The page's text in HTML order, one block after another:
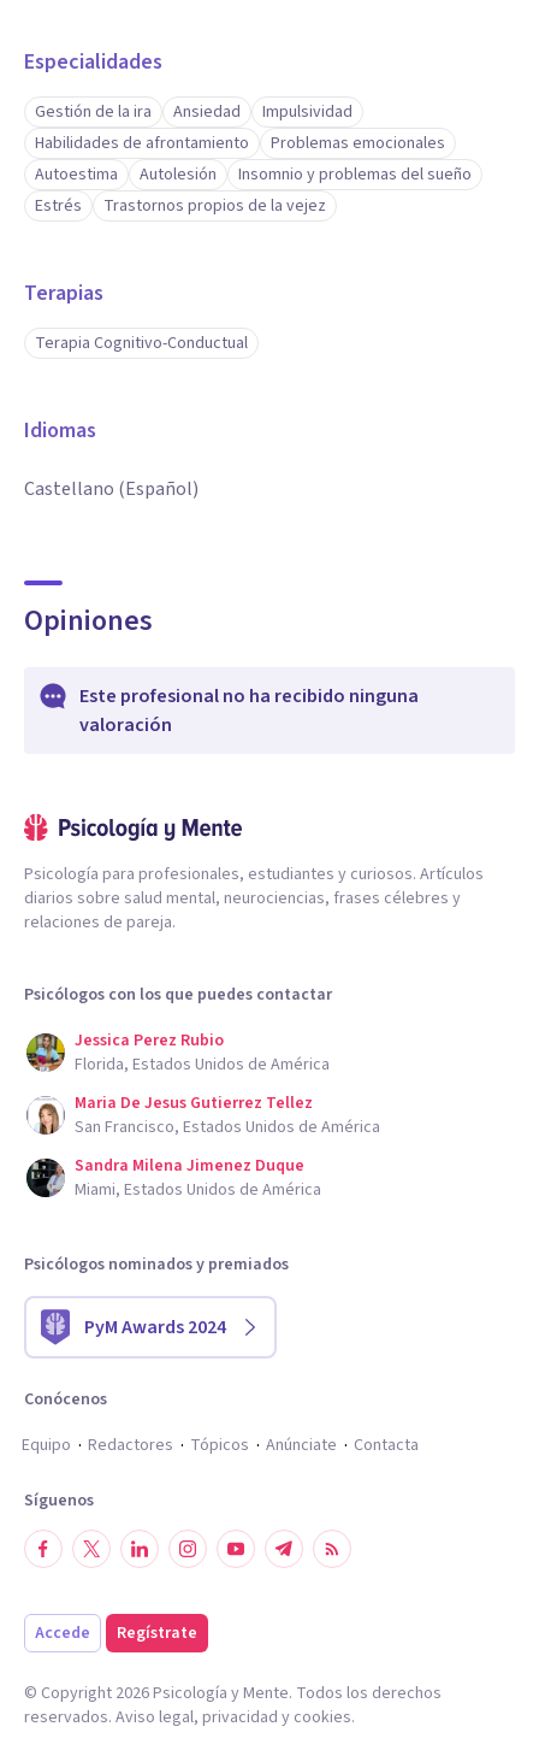
Especialidades
Gestión de la ira Ansiedad
Impulsividad
Habilidades de afrontamiento
Problemas emocionales
Autoestima
Autolesión
Insomnio y problemas del sueño
Estrés
Trastornos propios de la vejez
Terapias
Terapia Cognitivo-Conductual
Idiomas
Castellano (Español)
Opiniones
Este profesional no ha recibido ninguna
valoración
Psicología para profesionales, estudiantes y curiosos. Artículos
diarios sobre salud mental, neurociencias, frases célebres y
relaciones de pareja.
Psicólogos con los que puedes contactar
Jessica Perez Rubio
Florida, Estados Unidos de América
Maria De Jesus Gutierrez Tellez
San Francisco, Estados Unidos de América
Sandra Milena Jimenez Duque
Miami, Estados Unidos de América
Psicólogos nominados y premiados
PyM Awards 2024
Conócenos
Equipo
Redactores Tópicos Anúnciate Contacta
Síguenos
Accede Regístrate
© Copyright 2026Psicología y Mente. Todos los derechos
reservados. Aviso legal, privacidad y cookies.